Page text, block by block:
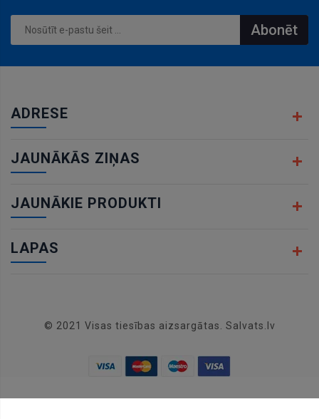
Abonēt
ADRESE
JAUNĀKĀS ZIŅAS
JAUNĀKIE PRODUKTI
LAPAS
© 2021 Visas tiesības aizsargātas. Salvats.lv